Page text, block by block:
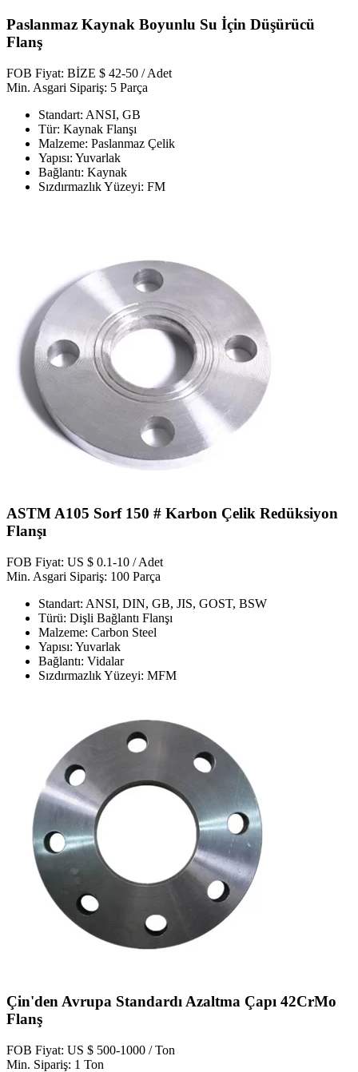
Paslanmaz Kaynak Boyunlu Su İçin Düşürücü
Flanş
FOB Fiyat: BİZE $ 42-50 / Adet
Min. Asgari Sipariş: 5 Parça
Standart: ANSI, GB
Tür: Kaynak Flanşı
Malzeme: Paslanmaz Çelik
Yapısı: Yuvarlak
Bağlantı: Kaynak
Sızdırmazlık Yüzeyi: FM
ASTM A105 Sorf 150 # Karbon Çelik Redüksiyon
Flanşı
FOB Fiyat: US $ 0.1-10 / Adet
Min. Asgari Sipariş: 100 Parça
Standart: ANSI, DIN, GB, JIS, GOST, BSW
Türü: Dişli Bağlantı Flanşı
Malzeme: Carbon Steel
Yapısı: Yuvarlak
Bağlantı: Vidalar
Sızdırmazlık Yüzeyi: MFM
Çin'den Avrupa Standardı Azaltma Çapı 42CrMo
Flanş
FOB Fiyat: US $ 500-1000 / Ton
Min. Sipariş: 1 Ton